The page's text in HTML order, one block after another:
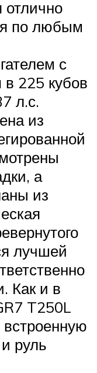
отлично
по любым
с
225 кубов
л.с.
из
а
из
лучшей
Как и в
T250L
руль